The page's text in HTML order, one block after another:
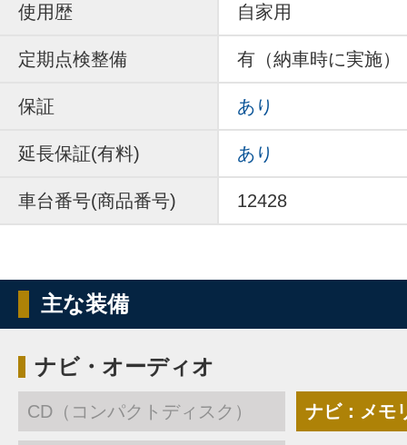
使用歴 自家用
定期点検整備 有（納車時に実施）
保証 あり
延長保証(有料) あり
車台番号(商品番号) 12428
主な装備
ナビ・オーディオ
CD（コンパクトディスク） ナビ：メモ